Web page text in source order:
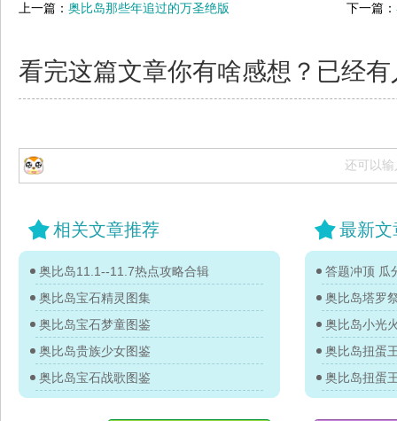
上一篇： 奥比岛那些年追过的万圣绝版 下一篇：
看完这篇文章你有啥感想？已经有
还可以输
相关文章推荐
奥比岛11.1--11.7热点攻略合辑
奥比岛宝石精灵图集
奥比岛宝石梦童图鉴
奥比岛贵族少女图鉴
奥比岛宝石战歌图鉴
最新文
答题冲顶 瓜
奥比岛塔罗
奥比岛小光